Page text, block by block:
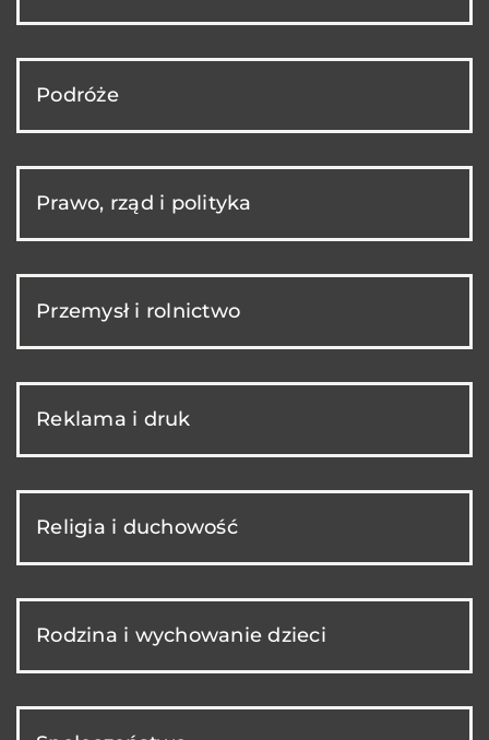
Podróże
Prawo, rząd i polityka
Przemysł i rolnictwo
Reklama i druk
Religia i duchowość
Rodzina i wychowanie dzieci